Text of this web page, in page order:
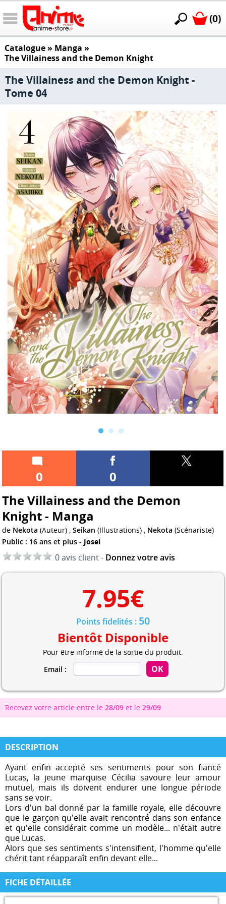
(0)
Catalogue» Manga »
The Villainess and the Demon Knight
The Villainess and the Demon Knight -
Tome 04
0
0
The Villainess and the Demon
Knight - Manga
de Nekota (Auteur) ,Seikan (Illustrations) , Nekota (Scénariste)
Public : 16 ans et plus - Josei
0 avis client - Donnez votre avis
7.95€
Points fidelités : 50
Bientôt Disponible
Pour être informé de la sortie du produit.
Email :
Recevez votre article entre le 28/09 et le 29/09
DESCRIPTION
Ayant enfin accepté ses sentiments pour son fiancé
Lucas, la jeune marquise Cécilia savoure leur amour
mutuel, mais ils doivent endurer une longue période
sans se voir.
Lors d'un bal donné par la famille royale, elle découvre
que le garçon qu'elle avait rencontré dans son enfance
et qu'elle considérait comme un modèle... n'était autre
que Lucas.
Alors que ses sentiments s'intensifient, l'homme qu'elle
chérit tant réapparaît enfin devant elle...
FICHE DÉTAILLÉE